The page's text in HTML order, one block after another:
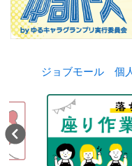
ジョブモール 個